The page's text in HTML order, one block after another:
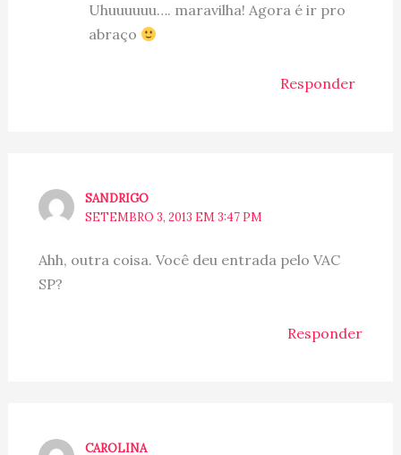
Uhuuuuuu…. maravilha! Agora é ir pro
abraço
Responder
SANDRIGO
SETEMBRO 3, 2013 EM 3:47 PM
Ahh, outra coisa. Você deu entrada pelo VAC
SP?
Responder
CAROLINA